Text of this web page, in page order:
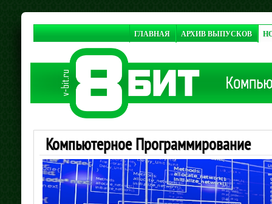
ГЛАВНАЯ АРХИВ ВЫПУСКОВ
Компьютерное Программирование